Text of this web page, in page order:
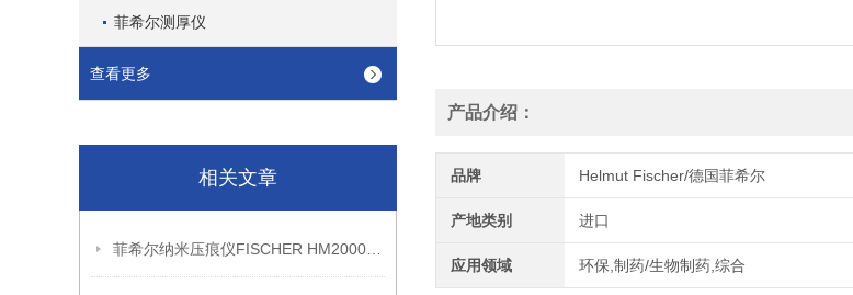
菲希尔测厚仪
查看更多
相关文章
产品介绍：
品牌 Helmut Fischer/德国菲希尔
产地类别 进口
应用领域 环保,制药/生物制药,综合